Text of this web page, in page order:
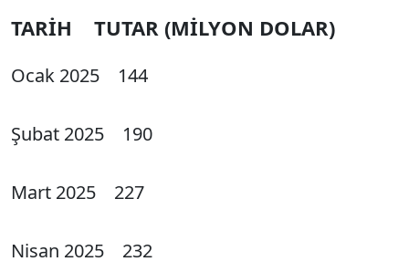
TARİH TUTAR (MİLYON DOLAR)
Ocak 2025 144
Şubat 2025 190
Mart 2025 227
Nisan 2025 232